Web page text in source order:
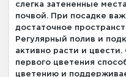
слегка затененные
почвой. При посадке
достаточное
Регулярный полив и
активно расти и
первого цветения
цветению и